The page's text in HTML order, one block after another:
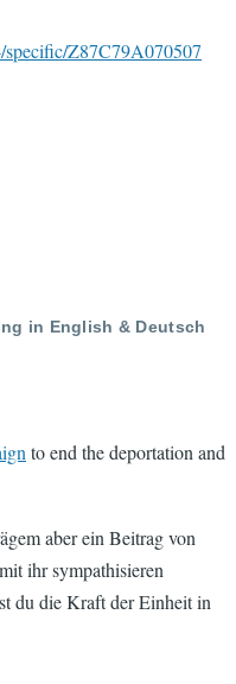
Z87C79A070507
in English & Deutsch
to end the deportation and
aber ein Beitrag von
ihr sympathisieren
du die Kraft der Einheit in